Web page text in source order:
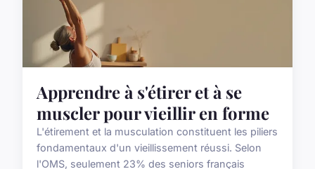
Apprendre à s'étirer et à se
muscler pour vieillir en forme
L'étirement et la musculation constituent les piliers
fondamentaux d'un vieillissement réussi. Selon
l'OMS, seulement 23% des seniors français